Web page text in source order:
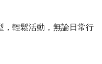
，輕鬆活動，無論日常行